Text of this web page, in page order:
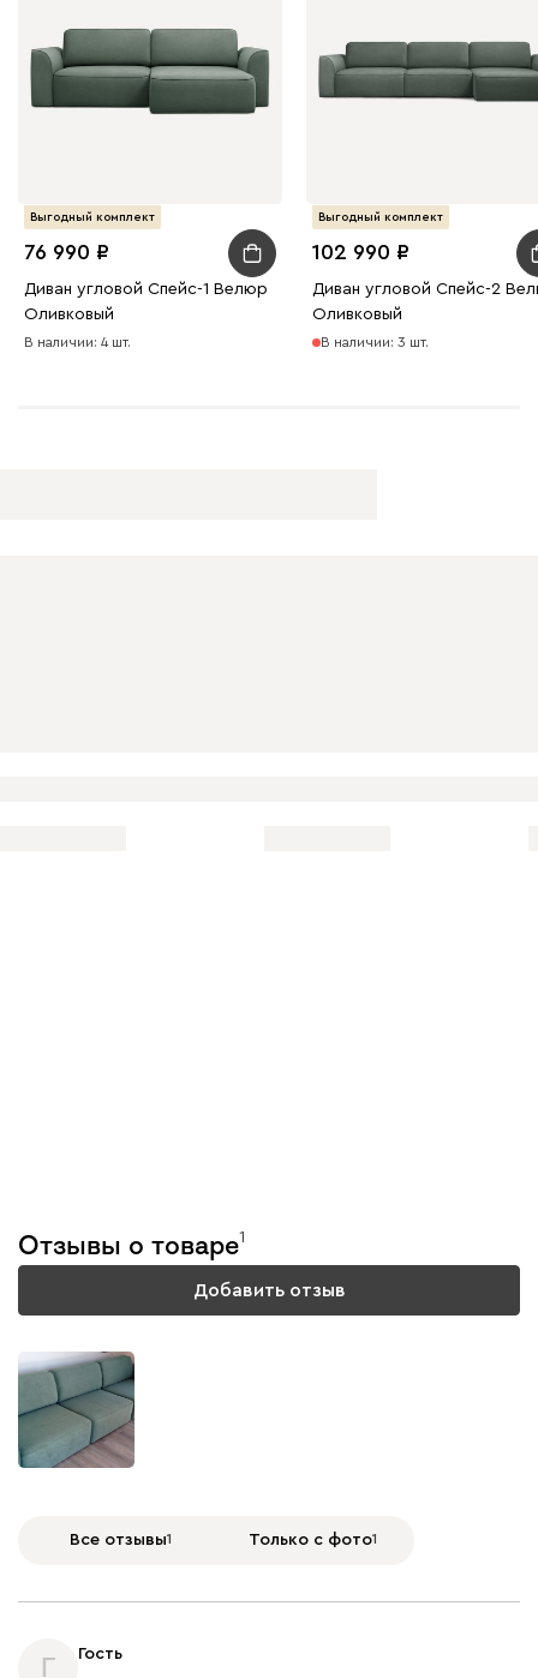
Выгодный комплект
76 990
Диван угловой Спейс-1 Велюр
Оливковый
В наличии: 4 шт.
Выгодный комплект
102 990
Диван угловой Спейс-2
Оливковый
В наличии: 3 шт.
Подробнее
Отзывы о товаре1
Добавить отзыв
Все отзывы1 Только с фото1
Г
Гость